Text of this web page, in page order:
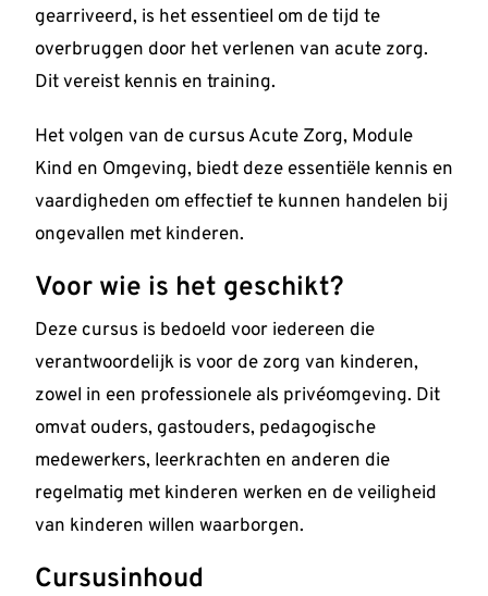
gearriveerd, is het essentieel om de tijd te
overbruggen door het verlenen van acute zorg.
Dit vereist kennis en training.
Het volgen van de cursus Acute Zorg, Module
Kind en Omgeving, biedt deze essentiële kennis en
vaardigheden om effectief te kunnen handelen bij
ongevallen met kinderen.
Voor wie is het geschikt?
Deze cursus is bedoeld voor iedereen die
verantwoordelijk is voor de zorg van kinderen,
zowel in een professionele als privéomgeving. Dit
omvat ouders, gastouders, pedagogische
medewerkers, leerkrachten en anderen die
regelmatig met kinderen werken en de veiligheid
van kinderen willen waarborgen.
Cursusinhoud